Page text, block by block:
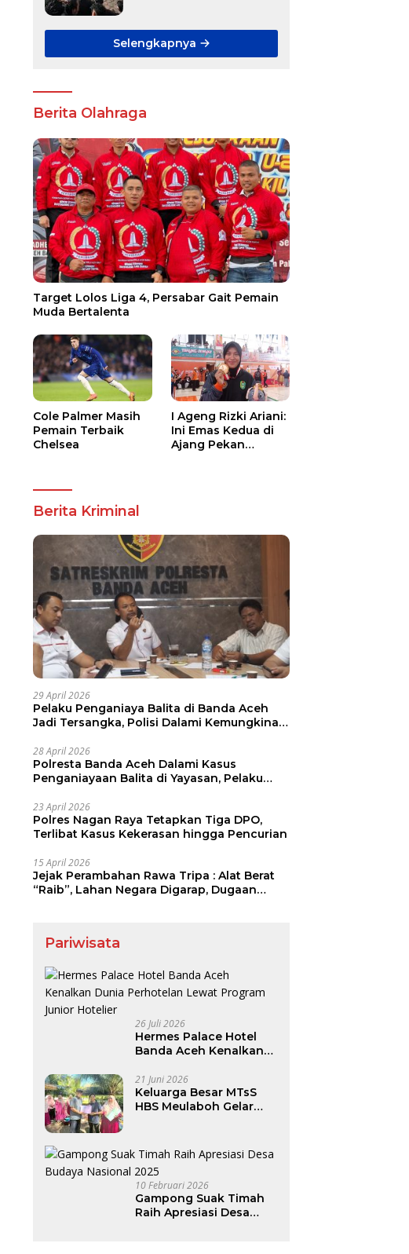
Selengkapnya
Berita Olahraga
Target Lolos Liga 4, Persabar Gait Pemain
Muda Bertalenta
Cole Palmer Masih
Pemain Terbaik
Chelsea
I Ageng Rizki Ariani:
Ini Emas Kedua di
Ajang Pekan
Berita Kriminal
29 April 2026
Pelaku Penganiaya Balita di Banda Aceh
Jadi Tersangka, Polisi Dalami Kemungkinan
28 April 2026
Polresta Banda Aceh Dalami Kasus
Penganiayaan Balita di Yayasan, Pelaku
23 April 2026
Polres Nagan Raya Tetapkan Tiga DPO,
Terlibat Kasus Kekerasan hingga Pencurian
15 April 2026
Jejak Perambahan Rawa Tripa : Alat Berat
“Raib”, Lahan Negara Digarap, Dugaan
Pariwisata
26 Juli 2026
Hermes Palace Hotel
Banda Aceh Kenalkan
Program Junior Hotelier
21 Juni 2026
Keluarga Besar MTsS
HBS Meulaboh Gelar
10 Februari 2026
Gampong Suak Timah
Raih Apresiasi Desa